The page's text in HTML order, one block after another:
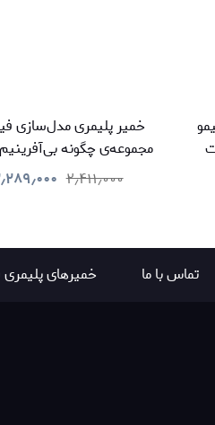
خمیر پلیمری مدل‌سازی
مجموعه‌ی چگونه
۲٫۴۱۱٫۰۰۰
تماس با ما خمیرهای